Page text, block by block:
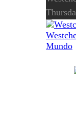
Mundo